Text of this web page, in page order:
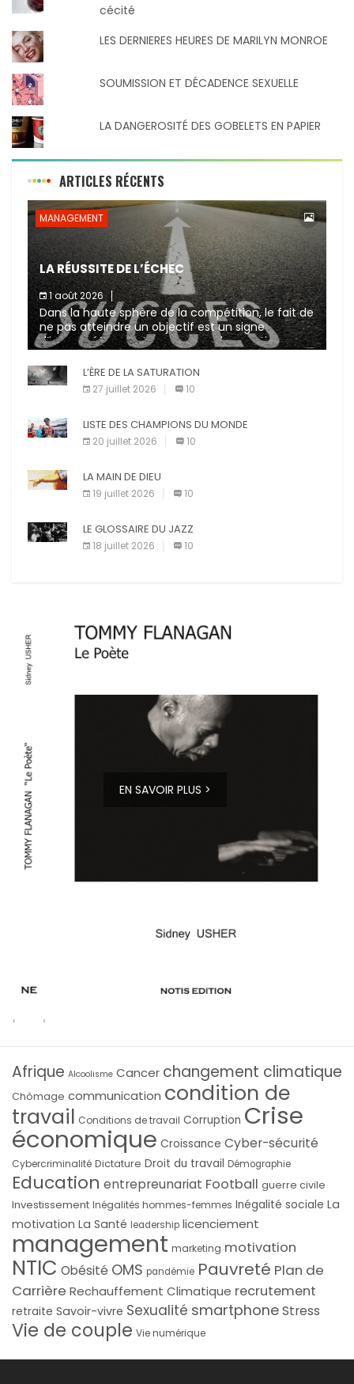
cécité
LES DERNIERES HEURES DE MARILYN MONROE
SOUMISSION ET DÉCADENCE SEXUELLE
LA DANGEROSITÉ DES GOBELETS EN PAPIER
ARTICLES RÉCENTS
MANAGEMENT
LA RÉUSSITE DE L’ÉCHEC
1 août 2026
Dans la haute sphère de la compétition, le fait de
ne pas atteindre un objectif est un signe
d’incompétence et une source de sanctions
diverses (avertissement, […]
L’ÈRE DE LA SATURATION
27 juillet 2026 10
LISTE DES CHAMPIONS DU MONDE
20 juillet 2026 10
LA MAIN DE DIEU
19 juillet 2026 10
LE GLOSSAIRE DU JAZZ
18 juillet 2026 10
EN SAVOIR PLUS >
Afrique Alcoolisme Cancer changement climatique
Chômage communication condition de
travail Conditions de travail Corruption Crise
économique Croissance Cyber-sécurité
Cybercriminalité Dictature Droit du travail Démographie
Education entrepreunariat Football guerre civile
Investissement Inégalités hommes-femmes Inégalité sociale La
motivation La Santé leadership licenciement
management marketing motivation
NTIC Obésité OMS pandémie Pauvreté Plan de
Carrière Rechauffement Climatique recrutement
retraite Savoir-vivre Sexualité smartphoneStress
Vie de couple Vie numérique